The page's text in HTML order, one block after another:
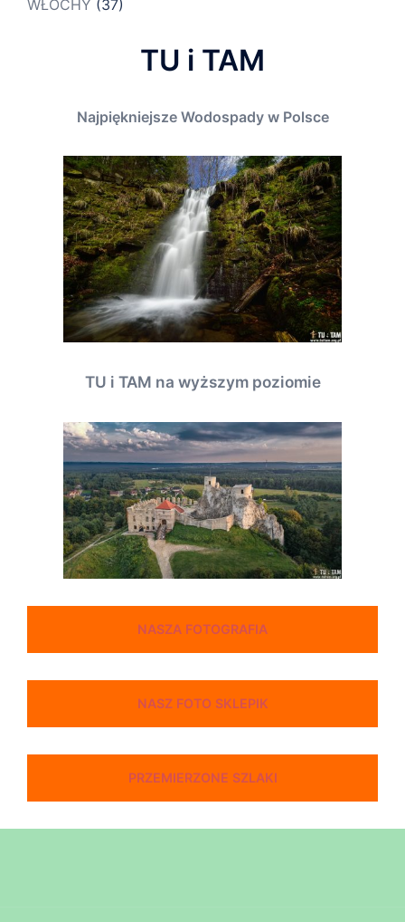
WŁOCHY (37)
TU i TAM
Najpiękniejsze Wodospady w Polsce
TU i TAM na wyższym poziomie
NASZA FOTOGRAFIA
NASZ FOTO SKLEPIK
PRZEMIERZONE SZLAKI